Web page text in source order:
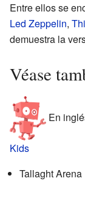
Entre ellos se
Led Zeppelin,
demuestra la
Véase
En
Kids
Tallaght Arena